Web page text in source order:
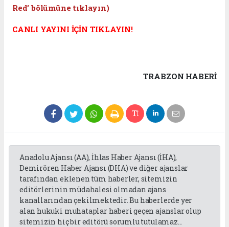
Red’ bölümüne tıklayın)
CANLI YAYINI İÇİN TIKLAYIN!
TRABZON HABERİ
Anadolu Ajansı (AA), İhlas Haber Ajansı (İHA),
Demirören Haber Ajansı (DHA) ve diğer ajanslar
tarafından eklenen tüm haberler, sitemizin
editörlerinin müdahalesi olmadan ajans
kanallarından çekilmektedir. Bu haberlerde yer
alan hukuki muhataplar haberi geçen ajanslar olup
sitemizin hiç bir editörü sorumlu tutulamaz...